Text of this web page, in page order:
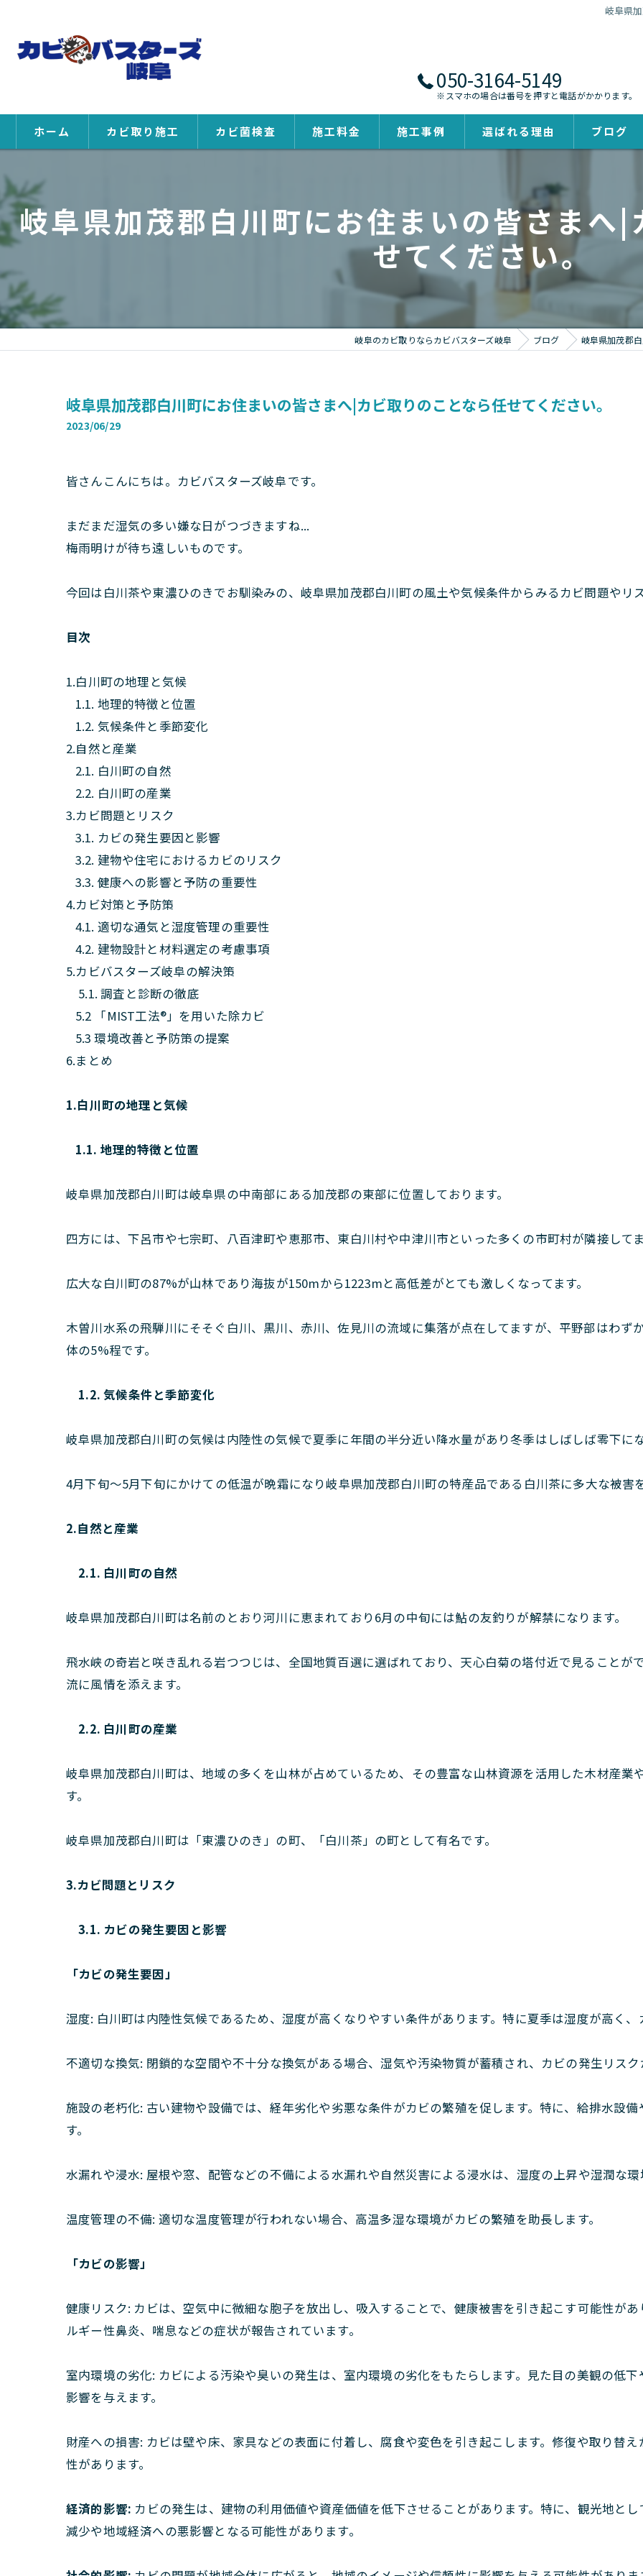
岐阜県
050-3164-5149
※スマホの場合は番号を押すと電話がかかります。
ホーム カビ取り施工 カビ菌検査 施工料金 施工事例 選ばれる理由 ブログ
岐阜県加茂郡白川町にお住まいの皆さまへ
せてください。
岐阜のカビ取りならカビバスターズ岐阜 ブログ 岐阜県加茂郡
岐阜県加茂郡白川町にお住まいの皆さまへ|カビ取りのことなら任せてください。
2023/06/29
皆さんこんにちは。カビバスターズ岐阜です。
まだまだ湿気の多い嫌な日がつづきますね...
梅雨明けが待ち遠しいものです。
今回は白川茶や東濃ひのきでお馴染みの、岐阜県加茂郡白川町の風土や気候条件からみるカビ問題やリ
目次
1.白川町の地理と気候
1.1. 地理的特徴と位置
1.2. 気候条件と季節変化
2.自然と産業
2.1. 白川町の自然
2.2. 白川町の産業
3.カビ問題とリスク
3.1. カビの発生要因と影響
3.2. 建物や住宅におけるカビのリスク
3.3. 健康への影響と予防の重要性
4.カビ対策と予防策
4.1. 適切な通気と湿度管理の重要性
4.2. 建物設計と材料選定の考慮事項
5.カビバスターズ岐阜の解決策
5.1. 調査と診断の徹底
5.2 「MIST工法®︎」を用いた除カビ
5.3 環境改善と予防策の提案
6.まとめ
1.白川町の地理と気候
1.1. 地理的特徴と位置
岐阜県加茂郡白川町は岐阜県の中南部にある加茂郡の東部に位置しております。
四方には、下呂市や七宗町、八百津町や恵那市、東白川村や中津川市といった多くの市町村が隣接して
広大な白川町の87%が山林であり海抜が150mから1223mと高低差がとても激しくなってます。
木曽川水系の飛騨川にそそぐ白川、黒川、赤川、佐見川の流域に集落が点在してますが、平野部はわず
体の5%程です。
1.2. 気候条件と季節変化
岐阜県加茂郡白川町の気候は内陸性の気候で夏季に年間の半分近い降水量があり冬季はしばしば零下に
4月下旬〜5月下旬にかけての低温が晩霜になり岐阜県加茂郡白川町の特産品である白川茶に多大な被害
2.自然と産業
2.1. 白川町の自然
岐阜県加茂郡白川町は名前のとおり河川に恵まれており6月の中旬には鮎の友釣りが解禁になります。
飛水峡の奇岩と咲き乱れる岩つつじは、全国地質百選に選ばれており、天心白菊の塔付近で見ることが
流に風情を添えます。
2.2. 白川町の産業
岐阜県加茂郡白川町は、地域の多くを山林が占めているため、その豊富な山林資源を活用した木材産業
す。
岐阜県加茂郡白川町は「東濃ひのき」の町、「白川茶」の町として有名です。
3.カビ問題とリスク
3.1. カビの発生要因と影響
「カビの発生要因」
湿度: 白川町は内陸性気候であるため、湿度が高くなりやすい条件があります。特に夏季は湿度が高く
不適切な換気: 閉鎖的な空間や不十分な換気がある場合、湿気や汚染物質が蓄積され、カビの発生リス
施設の老朽化: 古い建物や設備では、経年劣化や劣悪な条件がカビの繁殖を促します。特に、給排水設
す。
水漏れや浸水: 屋根や窓、配管などの不備による水漏れや自然災害による浸水は、湿度の上昇や湿潤な
温度管理の不備: 適切な温度管理が行われない場合、高温多湿な環境がカビの繁殖を助長します。
「カビの影響」
健康リスク: カビは、空気中に微細な胞子を放出し、吸入することで、健康被害を引き起こす可能性が
ルギー性鼻炎、喘息などの症状が報告されています。
室内環境の劣化: カビによる汚染や臭いの発生は、室内環境の劣化をもたらします。見た目の美観の低
影響を与えます。
財産への損害: カビは壁や床、家具などの表面に付着し、腐食や変色を引き起こします。修復や取り替
性があります。
経済的影響: カビの発生は、建物の利用価値や資産価値を低下させることがあります。特に、観光地と
減少や地域経済への悪影響となる可能性があります。